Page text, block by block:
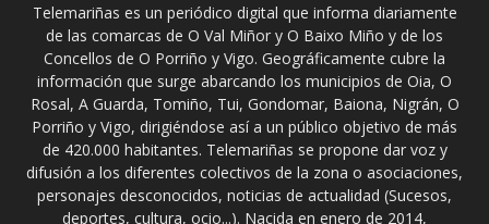
Telemariñas es un periódico digital que informa diariamente
de las comarcas de O Val Miñor y O Baixo Miño y de los
Concellos de O Porriño y Vigo. Geográficamente cubre la
información que surge abarcando los municipios de Oia, O
Rosal, A Guarda, Tomiño, Tui, Gondomar, Baiona, Nigrán, O
Porriño y Vigo, dirigiéndose así a un público objetivo de más
de 420.000 habitantes. Telemariñas se propone dar voz y
difusión a los diferentes colectivos de la zona o asociaciones,
personajes desconocidos, noticias de actualidad (Sucesos,
deportes, cultura, ocio...). Nacida en enero de 2014,